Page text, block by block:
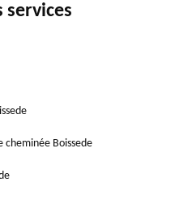
services
cheminée Boissede